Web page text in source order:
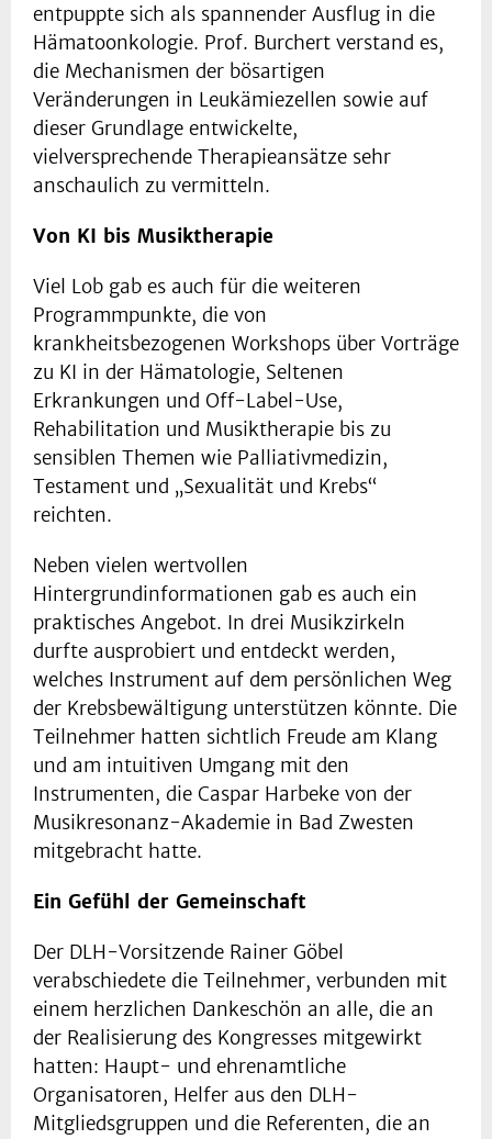
entpuppte sich als spannender Ausflug in die
Hämatoonkologie. Prof. Burchert verstand es,
die Mechanismen der bösartigen
Veränderungen in Leukämiezellen sowie auf
dieser Grundlage entwickelte,
vielversprechende Therapieansätze sehr
anschaulich zu vermitteln.
Von KI bis Musiktherapie
Viel Lob gab es auch für die weiteren
Programmpunkte, die von
krankheitsbezogenen Workshops über Vorträge
zu KI in der Hämatologie, Seltenen
Erkrankungen und Off-Label-Use,
Rehabilitation und Musiktherapie bis zu
sensiblen Themen wie Palliativmedizin,
Testament und „Sexualität und Krebs“
reichten.
Neben vielen wertvollen
Hintergrundinformationen gab es auch ein
praktisches Angebot. In drei Musikzirkeln
durfte ausprobiert und entdeckt werden,
welches Instrument auf dem persönlichen Weg
der Krebsbewältigung unterstützen könnte. Die
Teilnehmer hatten sichtlich Freude am Klang
und am intuitiven Umgang mit den
Instrumenten, die Caspar Harbeke von der
Musikresonanz-Akademie in Bad Zwesten
mitgebracht hatte.
Ein Gefühl der Gemeinschaft
Der DLH-Vorsitzende Rainer Göbel
verabschiedete die Teilnehmer, verbunden mit
einem herzlichen Dankeschön an alle, die an
der Realisierung des Kongresses mitgewirkt
hatten: Haupt- und ehrenamtliche
Organisatoren, Helfer aus den DLH-
Mitgliedsgruppen und die Referenten, die an